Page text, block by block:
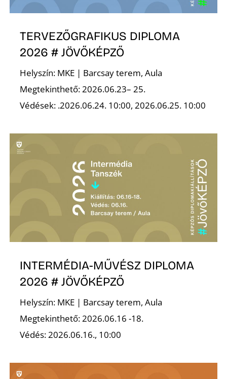
TERVEZŐGRAFIKUS DIPLOMA
2026 # JÖVŐKÉPZŐ
Helyszín: MKE | Barcsay terem, Aula
Megtekinthető: 2026.06.23– 25.
Védések: .2026.06.24. 10:00, 2026.06.25. 10:00
INTERMÉDIA-MŰVÉSZ DIPLOMA
2026 # JÖVŐKÉPZŐ
Helyszín: MKE | Barcsay terem, Aula
Megtekinthető: 2026.06.16 -18.
Védés: 2026.06.16., 10:00